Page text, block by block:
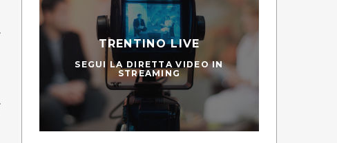
TRENTINO LIVE
SEGUI LA DIRETTA VIDEO IN
STREAMING